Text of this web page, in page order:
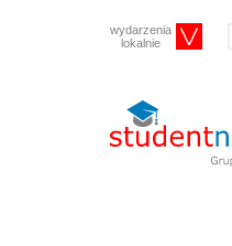
wydarzenia
lokalnie